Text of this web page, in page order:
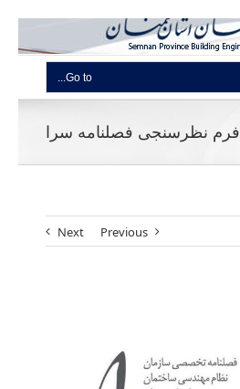
Go to...
فرم نظرسنجی فصلنامه سرا
Previous
Next